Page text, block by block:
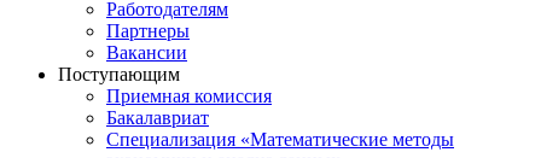
Работодателям
Партнеры
Вакансии
Поступающим
Приемная комиссия
Бакалавриат
Специализация «Математические методы